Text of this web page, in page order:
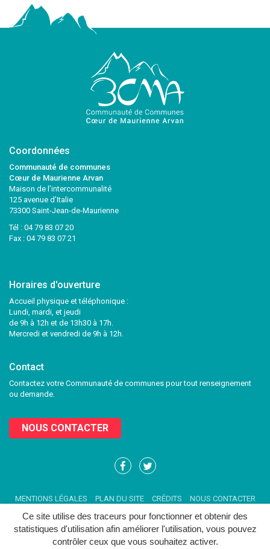
Ce site utilise des traceurs pour fonctionner et obtenir des
statistiques d'utilisation afin améliorer l'utilisation, vous pouvez
contrôler ceux que vous souhaitez activer.
Coordonnées
Communauté de communes
Cœur de Maurienne Arvan
Maison de l’intercommunalité
125 avenue d’Italie
73300 Saint-Jean-de-Maurienne
Tél : 04 79 83 07 20
Fax : 04 79 83 07 21
Horaires d'ouverture
Accueil physique et téléphonique :
Lundi, mardi, et jeudi
de 9h à 12h et de 13h30 à 17h.
Mercredi et vendredi de 9h à 12h.
Contact
Contactez votre Communauté de communes pour tout renseignement
ou demande.
NOUS CONTACTER
Lien
compte
Facebook
Lien
compte
Twitter
MENTIONS LÉGALES PLAN DU SITE CRÉDITS NOUS CONTACTER